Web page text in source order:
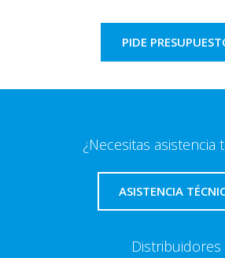
PIDE
¿Necesitas asistencia
ASISTENCIA
Distribuidores